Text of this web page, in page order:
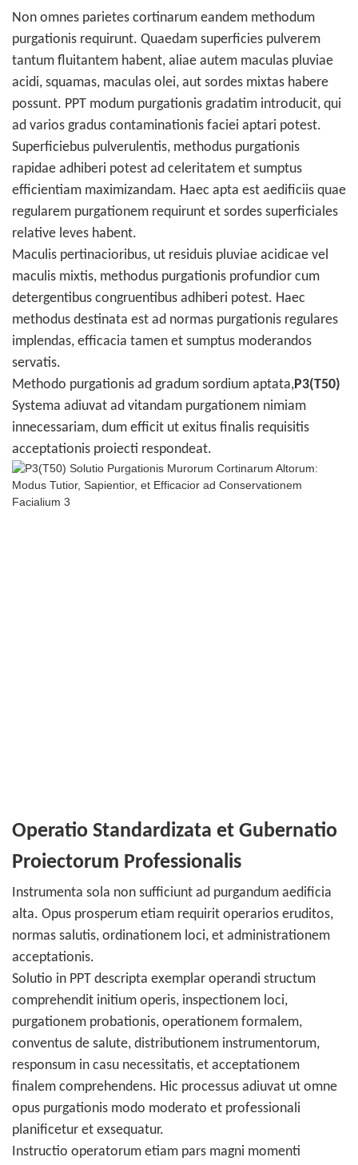
Non omnes parietes cortinarum eandem methodum
purgationis requirunt. Quaedam superficies pulverem
tantum fluitantem habent, aliae autem maculas pluviae
acidi, squamas, maculas olei, aut sordes mixtas habere
possunt. PPT modum purgationis gradatim introducit, qui
ad varios gradus contaminationis faciei aptari potest.
Superficiebus pulverulentis, methodus purgationis
rapidae adhiberi potest ad celeritatem et sumptus
efficientiam maximizandam. Haec apta est aedificiis quae
regularem purgationem requirunt et sordes superficiales
relative leves habent.
Maculis pertinacioribus, ut residuis pluviae acidicae vel
maculis mixtis, methodus purgationis profundior cum
detergentibus congruentibus adhiberi potest. Haec
methodus destinata est ad normas purgationis regulares
implendas, efficacia tamen et sumptus moderandos
servatis.
Methodo purgationis ad gradum sordium aptata,P3(T50)
Systema adiuvat ad vitandam purgationem nimiam
innecessariam, dum efficit ut exitus finalis requisitis
acceptationis proiecti respondeat.
Operatio Standardizata et Gubernatio
Proiectorum Professionalis
Instrumenta sola non sufficiunt ad purgandum aedificia
alta. Opus prosperum etiam requirit operarios eruditos,
normas salutis, ordinationem loci, et administrationem
acceptationis.
Solutio in PPT descripta exemplar operandi structum
comprehendit initium operis, inspectionem loci,
purgationem probationis, operationem formalem,
conventus de salute, distributionem instrumentorum,
responsum in casu necessitatis, et acceptationem
finalem comprehendens. Hic processus adiuvat ut omne
opus purgationis modo moderato et professionali
planificetur et exsequatur.
Instructio operatorum etiam pars magni momenti